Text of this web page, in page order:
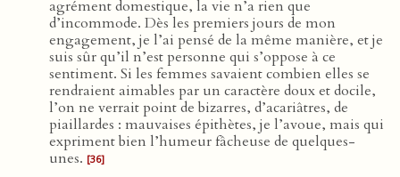
agrément domestique, la vie n’a rien que
d’incommode. Dès les premiers jours de mon
engagement, je l’ai pensé de la même manière, et je
suis sûr qu’il n’est personne qui s’oppose à ce
sentiment. Si les femmes savaient combien elles se
rendraient aimables par un caractère doux et docile,
l’on ne verrait point de bizarres, d’acariâtres, de
piaillardes : mauvaises épithètes, je l’avoue, mais qui
expriment bien l’humeur fâcheuse de quelques-
unes. [36]